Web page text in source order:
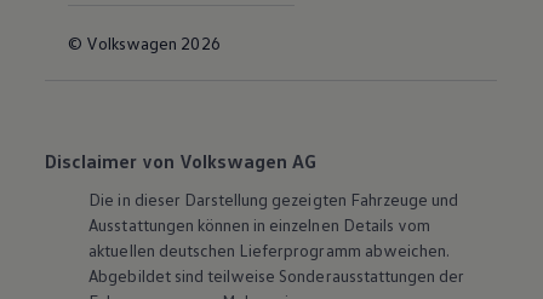
© Volkswagen 2026
Disclaimer von Volkswagen AG
Die in dieser Darstellung gezeigten Fahrzeuge und
Ausstattungen können in einzelnen Details vom
aktuellen deutschen Lieferprogramm abweichen.
Abgebildet sind teilweise Sonderausstattungen der